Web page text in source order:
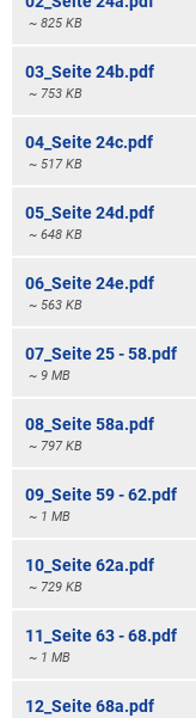
~ 825 KB
03_Seite 24b.pdf
~ 753 KB
04_Seite 24c.pdf
~ 517 KB
05_Seite 24d.pdf
~ 648 KB
06_Seite 24e.pdf
~ 563 KB
07_Seite 25 - 58.pdf
~ 9 MB
08_Seite 58a.pdf
~ 797 KB
09_Seite 59 - 62.pdf
~ 1 MB
10_Seite 62a.pdf
~ 729 KB
11_Seite 63 - 68.pdf
~ 1 MB
12_Seite 68a.pdf